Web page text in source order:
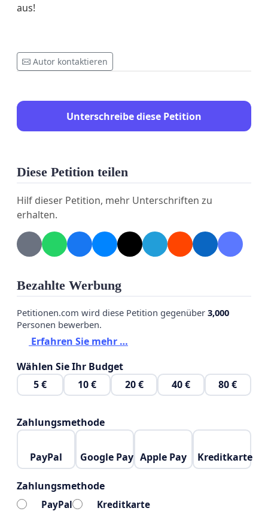
aus!
Autor kontaktieren
Unterschreibe diese Petition
Diese Petition teilen
Hilf dieser Petition, mehr Unterschriften zu
erhalten.
Bezahlte Werbung
Petitionen.com wird diese Petition gegenüber 3,000
Personen bewerben.
Erfahren Sie mehr …
Wählen Sie Ihr Budget
5 €
10 € 20 € 40 € 80 €
Zahlungsmethode
PayPal Google Pay Apple Pay Kreditkarte
Zahlungsmethode
PayPal Kreditkarte